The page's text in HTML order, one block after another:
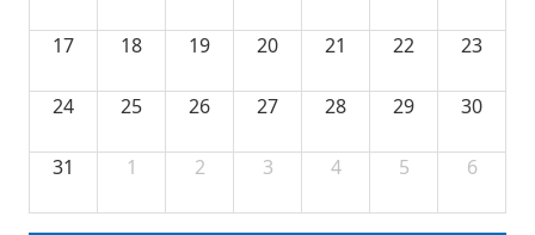
17 18 19 20 21 22 23
24 25 26 27 28 29 30
31 1 2 3 4 5 6